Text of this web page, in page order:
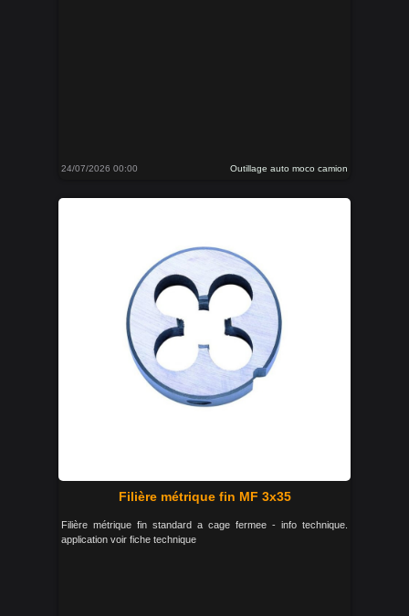
24/07/2026 00:00 Outillage auto moco camion
Filière métrique fin MF 3x35
Filière métrique fin standard a cage fermee - info technique.
application voir fiche technique